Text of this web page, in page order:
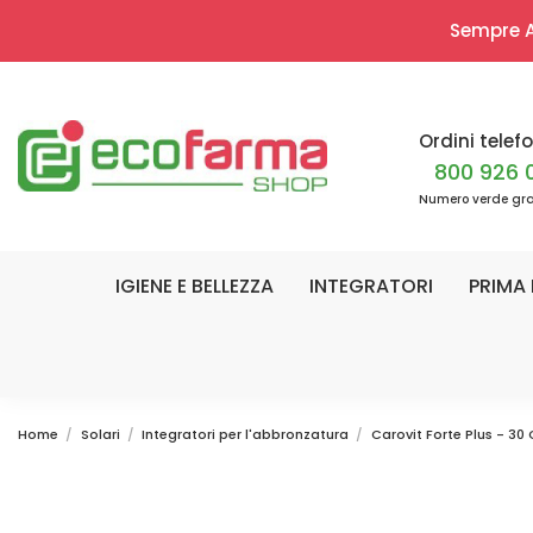
Sempre
Ordini
800 926
Numero verde
IGIENE E BELLEZZA INTEGRATORI PRIMA
Home Solari Integratori per l'abbronzatura Carovit Forte Plus - 30